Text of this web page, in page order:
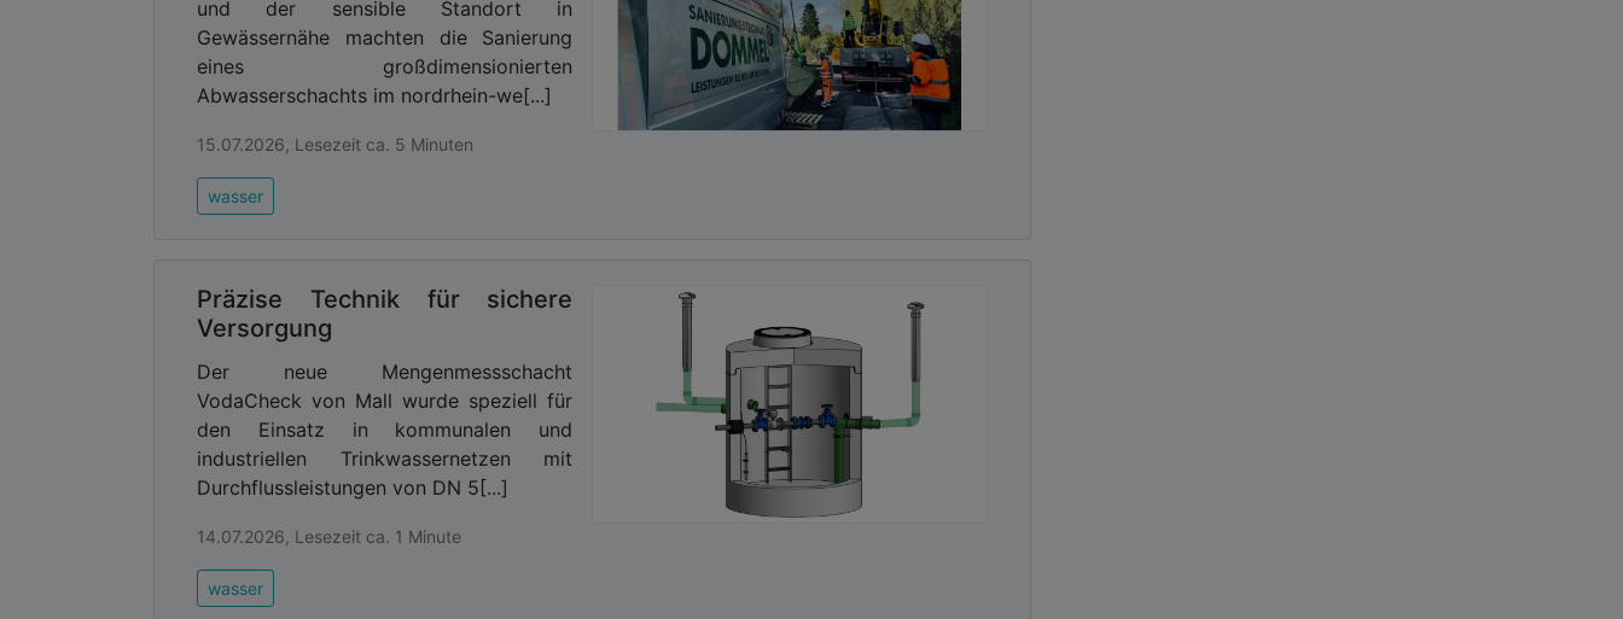
und der sensible Standort in
Gewässernähe machten die Sanierung
eines großdimensionierten
Abwasserschachts im nordrhein-we[...]
15.07.2026, Lesezeit ca. 5 Minuten
wasser
Präzise Technik für sichere
Versorgung
Der neue Mengenmessschacht
VodaCheck von Mall wurde speziell für
den Einsatz in kommunalen und
industriellen Trinkwassernetzen mit
Durchflussleistungen von DN 5[...]
14.07.2026, Lesezeit ca. 1 Minute
wasser